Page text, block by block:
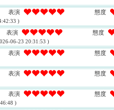
表演 態度
)
表演 態度
06-23 20:31:53 )
表演 態度
表演 態度
表演 態度
)